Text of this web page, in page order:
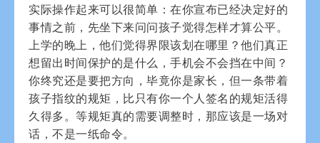
实际操作起来可以很简单：在你宣布已经决定好的
事情之前，先坐下来问问孩子觉得怎样才算公平。
上学的晚上，他们觉得界限该划在哪里？他们真正
想留出时间保护的是什么，手机会不会挡在中间？
你终究还是要把方向，毕竟你是家长，但一条带着
孩子指纹的规矩，比只有你一个人签名的规矩活得
久得多。等规矩真的需要调整时，那应该是一场对
话，不是一纸命令。